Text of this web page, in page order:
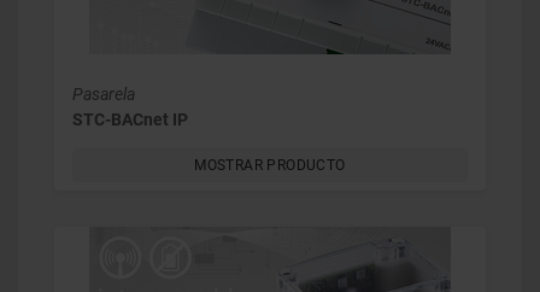
Pasarela
STC-BACnet IP
MOSTRAR PRODUCTO